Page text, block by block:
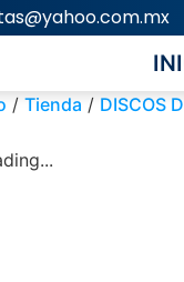
/ Tienda / DISCOS